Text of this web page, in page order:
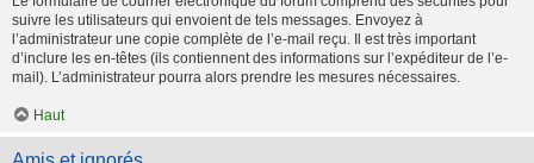
suivre les utilisateurs qui envoient de tels messages. Envoyez à
l’administrateur une copie complète de l’e-mail reçu. Il est très important
d’inclure les en-têtes (ils contiennent des informations sur l’expéditeur de l’e-
mail). L’administrateur pourra alors prendre les mesures nécessaires.
Haut